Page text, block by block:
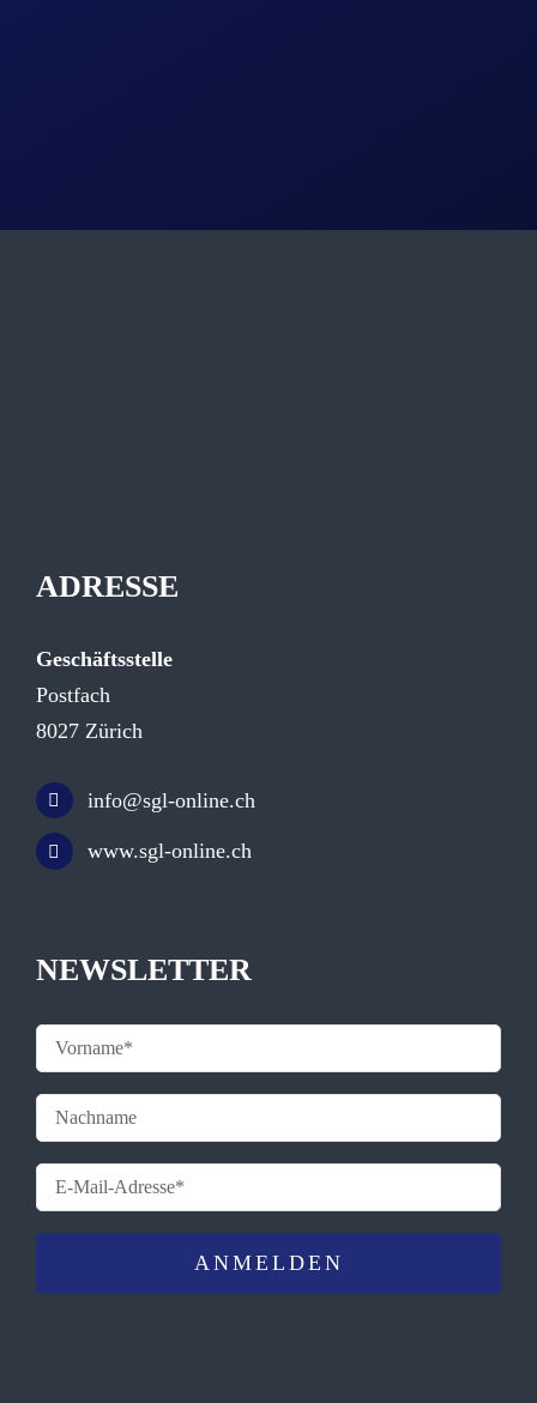
ADRESSE
Geschäftsstelle
Postfach
8027 Zürich
info@sgl-online.ch
www.sgl-online.ch
NEWSLETTER